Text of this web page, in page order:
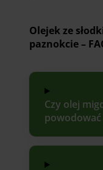
Olejek ze
paznokcie –
Czy olej